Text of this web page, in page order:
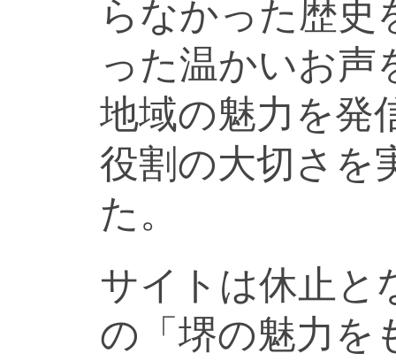
らなかった歴史
った温かいお声
地域の魅力を発
役割の大切さを
た。
サイトは休止と
の「堺の魅力を